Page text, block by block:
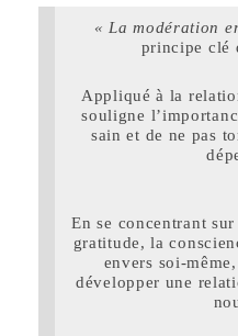
« La modération
principe clé
Appliqué à la
souligne
sain et de ne pas
En se concentrant
gratitude, la
envers soi-
développer une